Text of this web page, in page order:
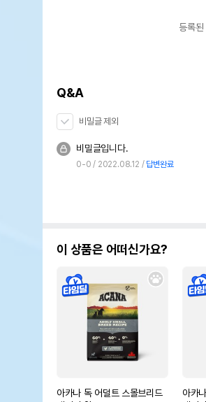
등록
Q&A
비밀글 제외
비밀글입니다.
0-0 2022.08.12 답변완료
이 상품은 어떠신가요?
아카나 독 어덜트 스몰브리드
아카